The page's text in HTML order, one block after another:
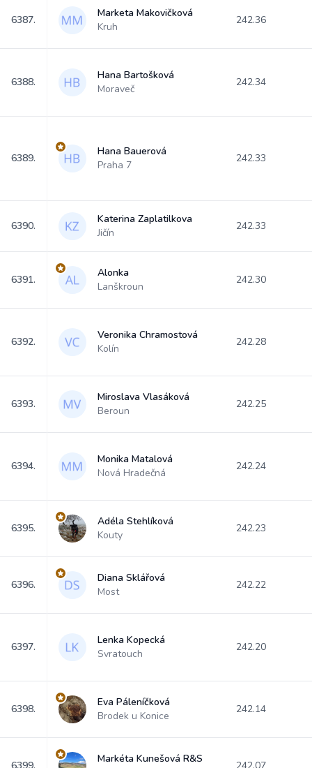
6387.
Marketa Makovičková
Kruh
242.36
6388.
Hana Bartošková
Moraveč
242.34
6389.
Hana Bauerová
Praha 7
242.33
6390.
Katerina Zaplatilkova
Jičín
242.33
6391.
Alonka
Lanškroun
242.30
6392.
Veronika Chramostová
Kolín
242.28
6393.
Miroslava Vlasáková
Beroun
242.25
6394.
Monika Matalová
Nová Hradečná
242.24
6395.
Adéla Stehlíková
Kouty
242.23
6396.
Diana Sklářová
Most
242.22
6397.
Lenka Kopecká
Svratouch
242.20
6398.
Eva Páleníčková
Brodek u Konice
242.14
Markéta Kunešová R&S